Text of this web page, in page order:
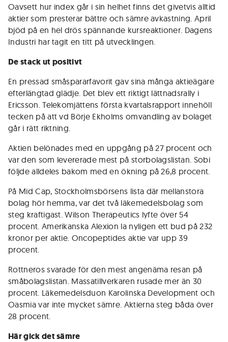
Oavsett hur index går i sin helhet finns det givetvis alltid
aktier som presterar bättre och sämre avkastning. April
bjöd på en hel drös spännande kursreaktioner. Dagens
Industri har tagit en titt på utvecklingen.
De stack ut positivt
En pressad småspararfavorit gav sina många aktieägare
efterlängtad glädje. Det blev ett riktigt lättnadsrally i
Ericsson. Telekomjättens första kvartalsrapport innehöll
tecken på att vd Börje Ekholms omvandling av bolaget
går i rätt riktning.
Aktien belönades med en uppgång på 27 procent och
var den som levererade mest på storbolagslistan. Sobi
följde alldeles bakom med en ökning på 26,8 procent.
På Mid Cap, Stockholmsbörsens lista där mellanstora
bolag hör hemma, var det två läkemedelsbolag som
steg kraftigast. Wilson Therapeutics lyfte över 54
procent. Amerikanska Alexion la nyligen ett bud på 232
kronor per aktie. Oncopeptides aktie var upp 39
procent.
Rottneros svarade för den mest angenäma resan på
småbolagslistan. Massatillverkaren rusade mer än 30
procent. Läkemedelsduon Karolinska Development och
Oasmia var inte mycket sämre. Aktierna steg båda över
28 procent.
Här gick det sämre